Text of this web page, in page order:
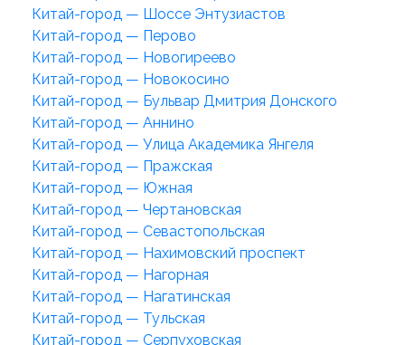
Китай-город — Шоссе Энтузиастов
Китай-город — Перово
Китай-город — Новогиреево
Китай-город — Новокосино
Китай-город — Бульвар Дмитрия Донского
Китай-город — Аннино
Китай-город — Улица Академика Янгеля
Китай-город — Пражская
Китай-город — Южная
Китай-город — Чертановская
Китай-город — Севастопольская
Китай-город — Нахимовский проспект
Китай-город — Нагорная
Китай-город — Нагатинская
Китай-город — Тульская
Китай-город — Серпуховская